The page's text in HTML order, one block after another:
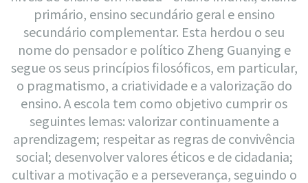
primário, ensino secundário geral e ensino
secundário complementar. Esta herdou o seu
nome do pensador e político Zheng Guanying e
segue os seus princípios filosóficos, em particular,
o pragmatismo, a criatividade e a valorização do
ensino. A escola tem como objetivo cumprir os
seguintes lemas: valorizar continuamente a
aprendizagem; respeitar as regras de convivência
social; desenvolver valores éticos e de cidadania;
cultivar a motivação e a perseverança, seguindo o